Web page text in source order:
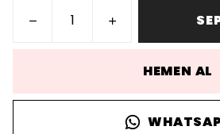
HEMEN AL